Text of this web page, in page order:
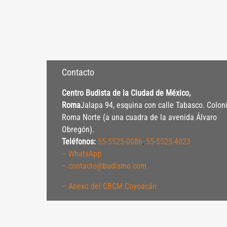
Contacto
Centro Budista de la Ciudad de México,
RomaJalapa 94, esquina con calle Tabasco.
Roma Norte (a una cuadra de la avenida Álvaro
Obregón).
Teléfonos: 55-5525-0086, 55-5525-4023
– WhatsApp
– contacto@budismo.com
– Anexo del CBCM Coyoacán